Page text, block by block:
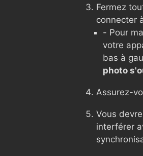
Fermez
connecter
- Pour
votre
bas à
photo
Assurez-
Vous
interférer